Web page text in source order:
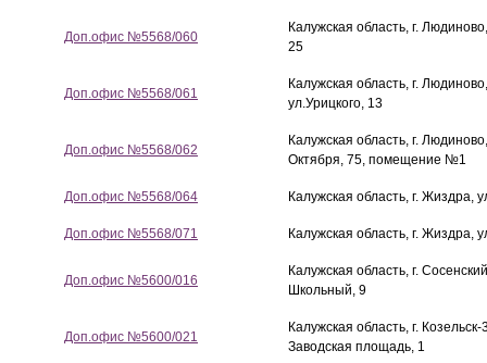
Доп.офис №5568/060
Калужская область, г.
25
Доп.офис №5568/061
Калужская область, г. Людиново,
ул.Урицкого, 13
Доп.офис №5568/062
Калужская область, г.
Октября, 75, помещение №1
Доп.офис №5568/064 Калужская область, г. Жиздра,
Доп.офис №5568/071 Калужская область, г. Жиздра,
Доп.офис №5600/016
Калужская область, г.
Школьный, 9
Доп.офис №5600/021
Калужская область, г. Козельск-
Заводская площадь, 1